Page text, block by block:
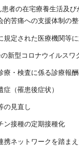
者の在宅療養生活及び
的苦痛への支援体制の
定された医療機関等に
新型コロナウイルスワ
・検査に係る診療報
（罹患後症状）
見直し
接種の定期接種化
ネットワークを踏ま